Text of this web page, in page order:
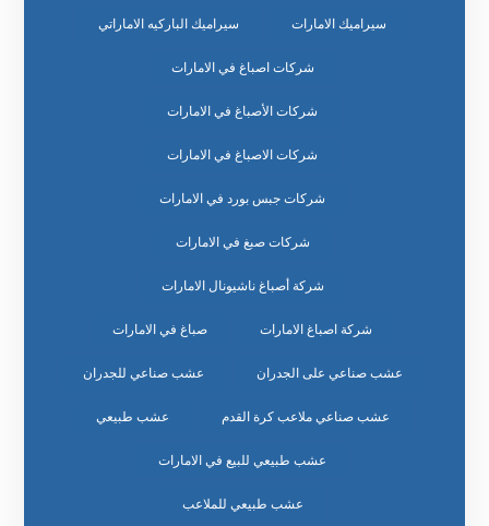
سيراميك الامارات سيراميك الباركيه الاماراتي
شركات اصباغ في الامارات
شركات الأصباغ في الامارات
شركات الاصباغ في الامارات
شركات جبس بورد في الامارات
شركات صبغ في الامارات
شركة أصباغ ناشيونال الامارات
شركة اصباغ الامارات صباغ في الامارات
عشب صناعي على الجدران عشب صناعي للجدران
عشب صناعي ملاعب كرة القدم عشب طبيعي
عشب طبيعي للبيع في الامارات
عشب طبيعي للملاعب